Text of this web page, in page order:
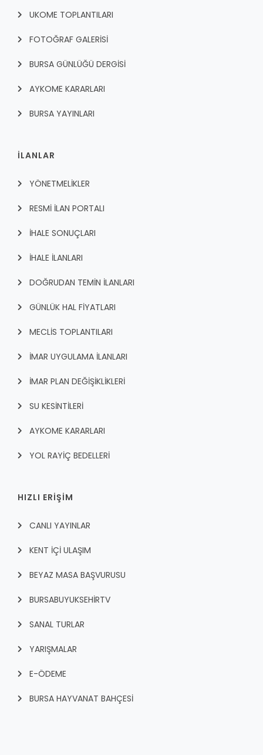
UKOME TOPLANTILARI
FOTOĞRAF GALERİSİ
BURSA GÜNLÜĞÜ DERGİSİ
AYKOME KARARLARI
BURSA YAYINLARI
İLANLAR
YÖNETMELİKLER
RESMİ İLAN PORTALI
İHALE SONUÇLARI
İHALE İLANLARI
DOĞRUDAN TEMİN İLANLARI
GÜNLÜK HAL FİYATLARI
MECLİS TOPLANTILARI
İMAR UYGULAMA İLANLARI
İMAR PLAN DEĞİŞİKLİKLERİ
SU KESİNTİLERİ
AYKOME KARARLARI
YOL RAYİÇ BEDELLERİ
HIZLI ERİŞİM
CANLI YAYINLAR
KENT İÇI ULAŞIM
BEYAZ MASA BAŞVURUSU
BURSABUYUKSEHIRTV
SANAL TURLAR
YARIŞMALAR
E-ÖDEME
BURSA HAYVANAT BAHÇESİ